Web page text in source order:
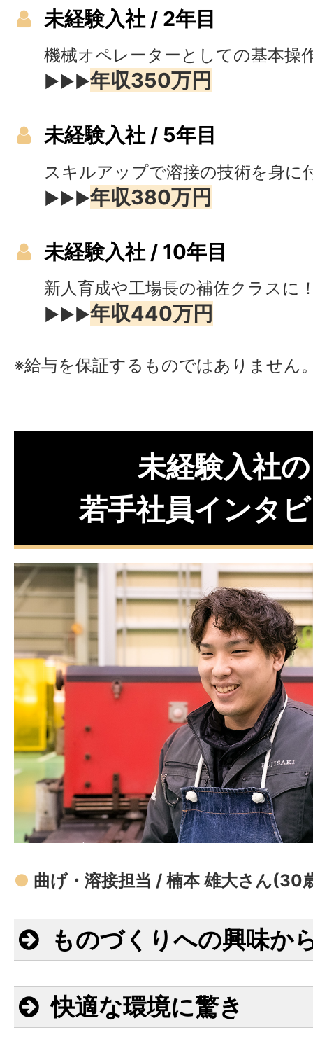
未経験入社 / 2年目
機械オペレーターとしての基本操
▶▶▶年収350万円
未経験入社 / 5年目
スキルアップで溶接の技術を身に
▶▶▶年収380万円
未経験入社 / 10年目
新人育成や工場長の補佐クラスに
▶▶▶年収440万円
※給与を保証するものではありません
未経験入社の
若手社員インタ
● 曲げ・溶接担当 / 楠本 雄大さん(30
ものづくりへの興味か
快適な環境に驚き